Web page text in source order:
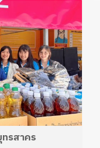
ทรสาคร